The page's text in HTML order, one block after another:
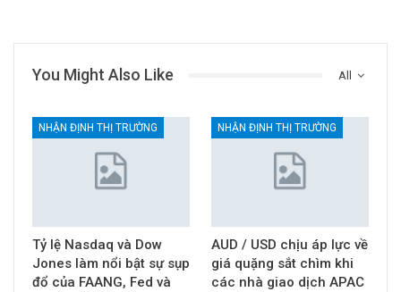
All
You Might Also Like
NHẬN ĐỊNH THỊ TRƯỜNG
Tỷ lệ Nasdaq và Dow
Jones làm nổi bật sự sụp
đổ của FAANG, Fed và
NHẬN ĐỊNH THỊ TRƯỜNG
AUD / USD chịu áp lực về
giá quặng sắt chìm khi
các nhà giao dịch APAC